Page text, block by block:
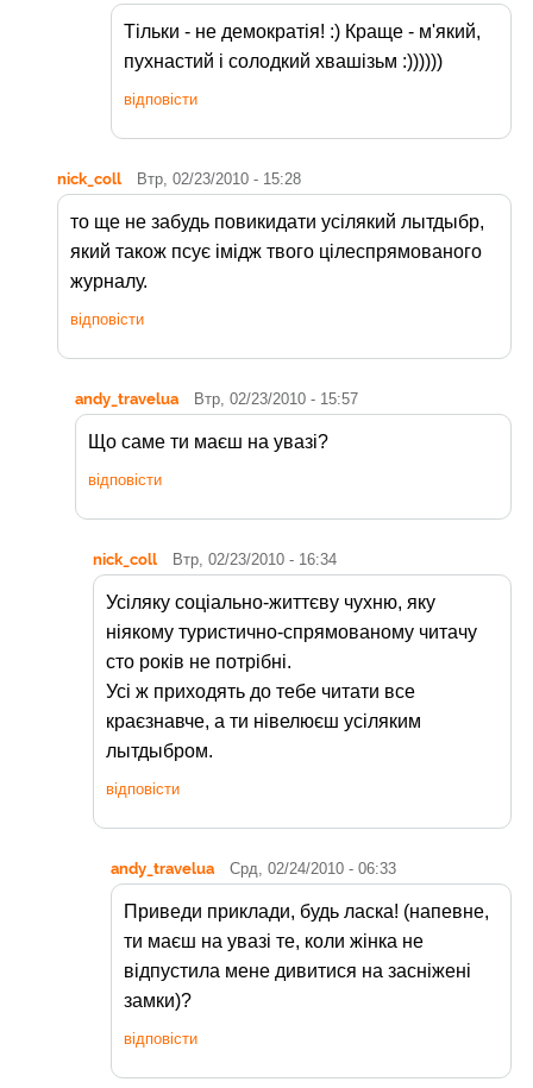
Тільки - не демократія! :) Краще - м'який,
пухнастий і солодкий хвашізьм :))))))
відповісти
nick_coll Втр, 02/23/2010 - 15:28
то ще не забудь повикидати усілякий лытдыбр,
який також псує імідж твого цілеспрямованого
журналу.
відповісти
andy_travelua Втр, 02/23/2010 - 15:57
Що саме ти маєш на увазі?
відповісти
nick_coll Втр, 02/23/2010 - 16:34
Усіляку соціально-життєву чухню, яку
ніякому туристично-спрямованому читачу
сто років не потрібні.
Усі ж приходять до тебе читати все
краєзнавче, а ти нівелюєш усіляким
лытдыбром.
відповісти
andy_travelua Срд, 02/24/2010 - 06:33
Приведи приклади, будь ласка! (напевне,
ти маєш на увазі те, коли жінка не
відпустила мене дивитися на засніжені
замки)?
відповісти